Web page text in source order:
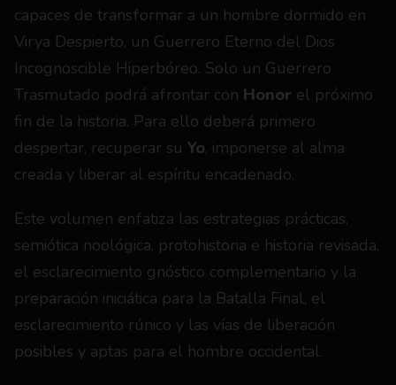
capaces de transformar a un hombre dormido en
Virya Despierto, un Guerrero Eterno del Dios
Incognoscible Hiperbóreo. Solo un Guerrero
Trasmutado podrá afrontar con Honor el próximo
fin de la historia. Para ello deberá primero
despertar, recuperar su Yo, imponerse al alma
creada y liberar al espíritu encadenado.
Este volumen enfatiza las estrategias prácticas,
semiótica noológica, protohistoria e historia revisada,
el esclarecimiento gnóstico complementario y la
preparación iniciática para la Batalla Final, el
esclarecimiento rúnico y las vías de liberación
posibles y aptas para el hombre occidental.